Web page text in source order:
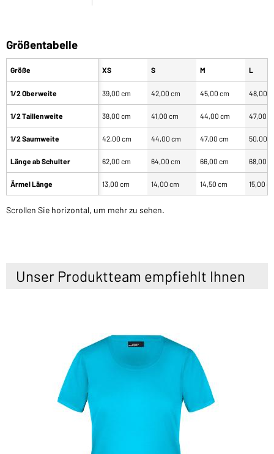
Größentabelle
Größe
1/2 Oberweite
1/2 Taillenweite
1/2 Saumweite
Länge ab Schulter
Ärmel Länge
XS S M L
39,00 cm 42,00 cm 45,00 cm 48,00
38,00 cm 41,00 cm 44,00 cm 47,00
42,00 cm 44,00 cm 47,00 cm 50,00
62,00 cm 64,00 cm 66,00 cm 68,00
13,00 cm 14,00 cm 14,50 cm 15,00
Scrollen Sie horizontal, um mehr zu sehen.
Unser Produktteam empfiehlt Ihnen